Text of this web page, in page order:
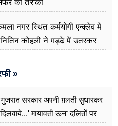
का तरीका
नगर स्थित कर्मयोगी एन्क्लेव में
कोहली ने गड्ढे में उतरकर
»
गुजरात सरकार अपनी ग़लती सुधारकर
मायावती ऊना दलितों पर